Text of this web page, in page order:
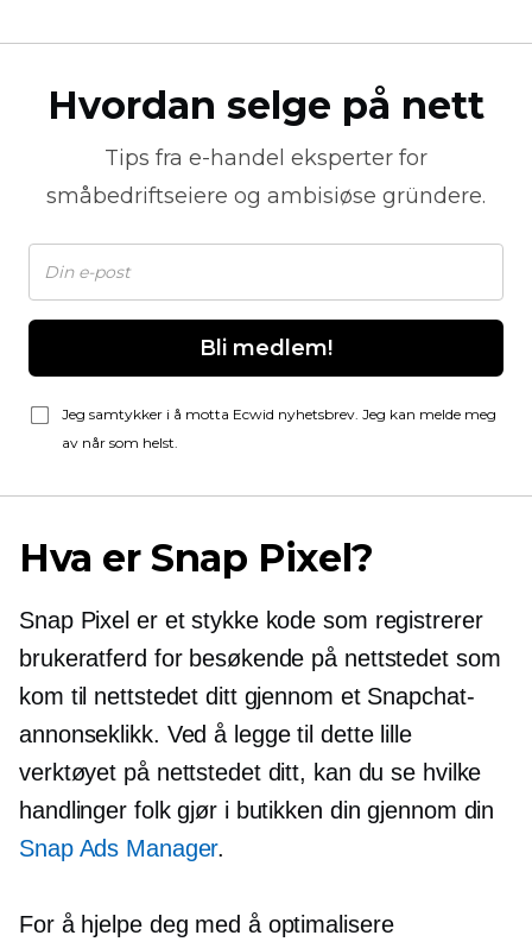
Hvordan selge på nett
Tips fra e-handel eksperter for
småbedriftseiere og ambisiøse gründere.
Bli medlem!
Jeg samtykker i å motta Ecwid nyhetsbrev. Jeg kan melde meg
av når som helst.
Hva er Snap Pixel?
Snap Pixel er et stykke kode som registrerer
brukeratferd for besøkende på nettstedet som
kom til nettstedet ditt gjennom et Snapchat-
annonseklikk. Ved å legge til dette lille
verktøyet på nettstedet ditt, kan du se hvilke
handlinger folk gjør i butikken din gjennom din
Snap Ads Manager.
For å hjelpe deg med å optimalisere